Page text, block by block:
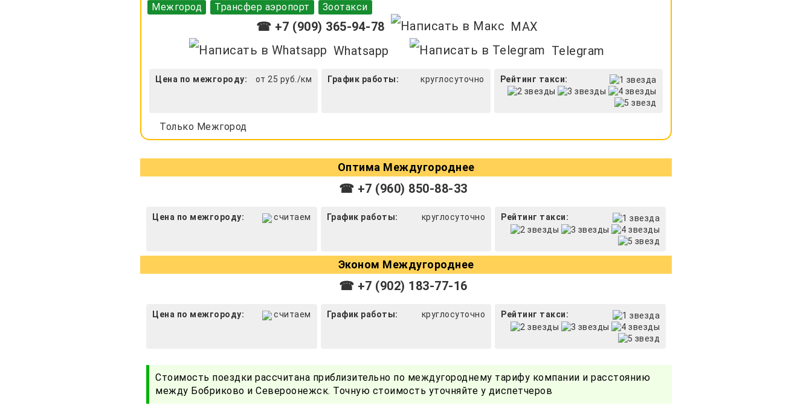
Межгород Трансфер аэропорт Зоотакси
☎ +7 (909) 365-94-78
MAX
Whatsapp
Telegram
Цена по межгороду: от 25 руб./км График работы: круглосуточно Рейтинг такси:
Только Межгород
Оптима Междугороднее
☎ +7 (960) 850-88-33
Цена по межгороду: считаем График работы: круглосуточно Рейтинг такси:
Эконом Междугороднее
☎ +7 (902) 183-77-16
Цена по межгороду: считаем График работы: круглосуточно Рейтинг такси:
Стоимость поездки рассчитана приблизительно по междугороднему тарифу компании и расстоянию
между Бобриково и Североонежск. Точную стоимость уточняйте у диспетчеров